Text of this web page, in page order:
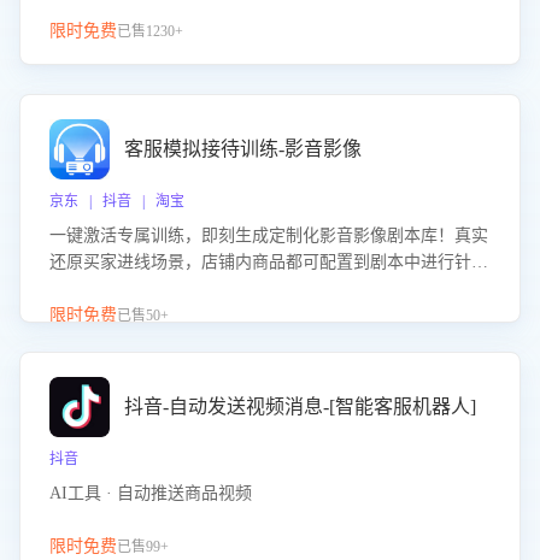
限时免费已售1230+
客服模拟接待训练-影音影像
京东 | 抖音 | 淘宝
一键激活专属训练，即刻生成定制化影音影像剧本库！真实
还原买家进线场景，店铺内商品都可配置到剧本中进行针对
击 “立即开通”，快速获取影音影像类目剧本，一键开启客服
限时免费已售50+
抖音-自动发送视频消息-[智能客服机器人]
抖音
AI工具 · 自动推送商品视频
限时免费已售99+